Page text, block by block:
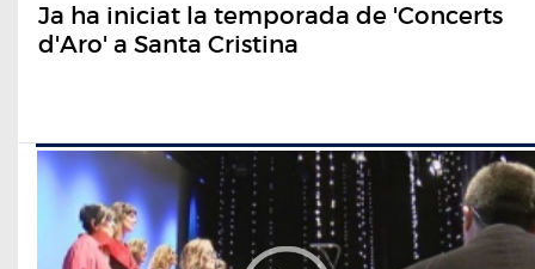
Ja ha iniciat la temporada de 'Concerts
d'Aro' a Santa Cristina